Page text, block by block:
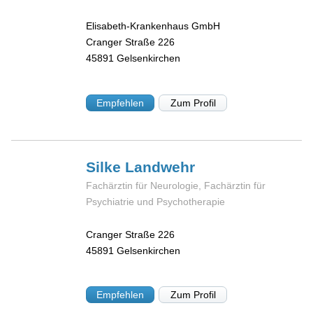
Elisabeth-Krankenhaus GmbH
Cranger Straße 226
45891 Gelsenkirchen
Empfehlen Zum Profil
Silke Landwehr
Fachärztin für Neurologie, Fachärztin für
Psychiatrie und Psychotherapie
Cranger Straße 226
45891 Gelsenkirchen
Empfehlen Zum Profil